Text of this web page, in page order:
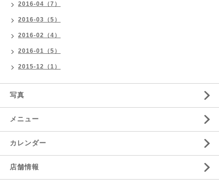
2016-04（7）
2016-03（5）
2016-02（4）
2016-01（5）
2015-12（1）
写真
メニュー
カレンダー
店舗情報